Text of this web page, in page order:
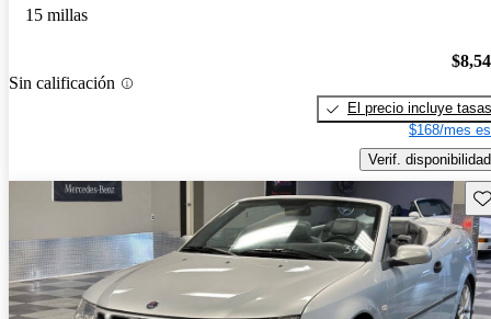
15 millas
Sin calificación
El precio incluye tasas
$168/mes
Verif. disponibilidad